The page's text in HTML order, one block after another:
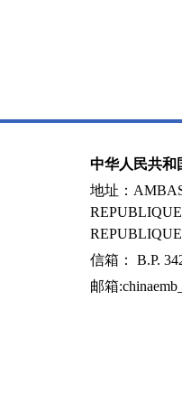
中华人民共和
地址：
信箱： B.P.
邮箱